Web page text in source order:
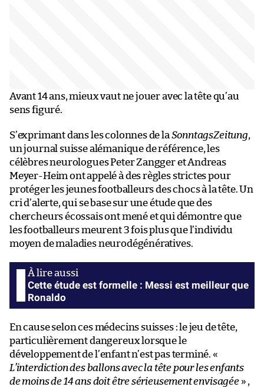
Avant 14 ans, mieux vaut ne jouer avec la tête qu’au
sens figuré.
S’exprimant dans les colonnes de la SonntagsZeitung,
un journal suisse alémanique de référence, les
célèbres neurologues Peter Zangger et Andreas
Meyer-Heim ont appelé à des règles strictes pour
protéger les jeunes footballeurs des chocs à la tête. Un
cri d’alerte, qui se base sur une étude que des
chercheurs écossais ont mené et qui démontre que
les footballeurs meurent 3 fois plus que l’individu
moyen de maladies neurodégénératives.
Cette étude est formelle : Messi est meilleur que
Ronaldo
En cause selon ces médecins suisses : le jeu de tête,
particulièrement dangereux lorsque le
développement de l’enfant n’est pas terminé. «
L’interdiction des ballons avec la tête pour les enfants
de moins de 14 ans doit être sérieusement envisagée» ,